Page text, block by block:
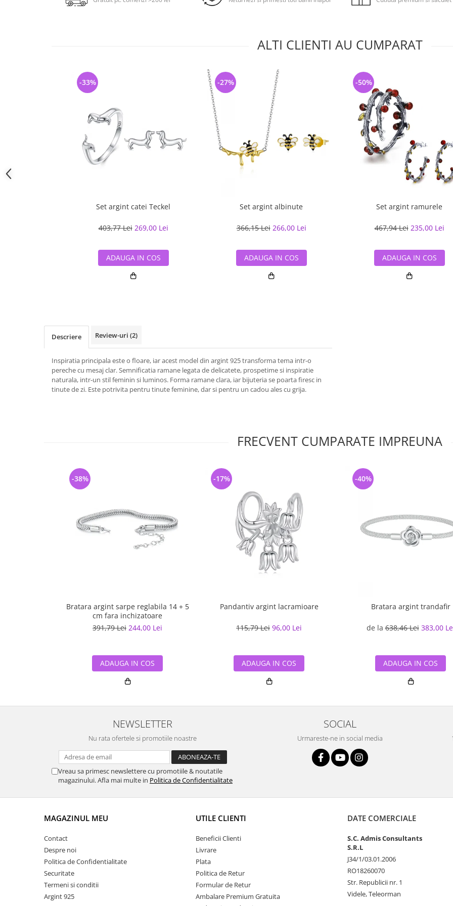
ALTI CLIENTI AU CUMPARAT
Set argint catei Teckel
403,77 Lei 269,00 Lei
-33%
ADAUGA IN COS
Set argint albinute
366,15 Lei 266,00 Lei
-27%
ADAUGA IN COS
Set argint ramurele
467,94 Lei 235,00 Lei
-50%
ADAUGA IN COS
Descriere Review-uri (2)
Inspiratia principala este o floare, iar acest model din argint 925 transforma tema intr-o
pereche cu mesaj clar. Semnificatia ramane legata de delicatete, prospetime si inspiratie
naturala, intr-un stil feminin si luminos. Forma ramane clara, iar bijuteria se poarta firesc in
tinute de zi. Este potrivita pentru tinute feminine, dar si pentru un cadou ales cu grija.
FRECVENT CUMPARATE IMPREUNA
Bratara argint sarpe reglabila 14 + 5
cm fara inchizatoare
391,79 Lei 244,00 Lei
-38%
ADAUGA IN COS
Pandantiv argint lacramioare
115,79 Lei 96,00 Lei
-17%
ADAUGA IN COS
Bratara argint trandafir
de la638,46 Lei 383,00
-40%
ADAUGA IN COS
NEWSLETTER
Nu rata ofertele si promotiile noastre
Vreau sa primesc newslettere cu promotiile & noutatile
magazinului. Afla mai multe in Politica de Confidentialitate
SOCIAL
Urmareste-ne in social media
MAGAZINUL MEU
Contact
Despre noi
Politica de Confidentialitate
Securitate
Termeni si conditii
Argint 925
UTILE CLIENTI
Beneficii Clienti
Livrare
Plata
Politica de Retur
Formular de Retur
Ambalare Premium Gratuita
DATE COMERCIALE
S.C. Admis Consultants
S.R.L
J34/1/03.01.2006
RO18260070
Str. Republicii nr. 1
Videle, Teleorman